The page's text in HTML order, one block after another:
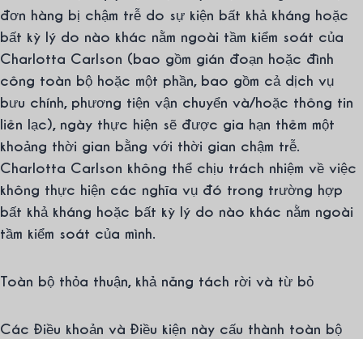
đơn hàng bị chậm trễ do sự kiện bất khả kháng hoặc
bất kỳ lý do nào khác nằm ngoài tầm kiểm soát của
Charlotta Carlson (bao gồm gián đoạn hoặc đình
công toàn bộ hoặc một phần, bao gồm cả dịch vụ
bưu chính, phương tiện vận chuyển và/hoặc thông tin
liên lạc), ngày thực hiện sẽ được gia hạn thêm một
khoảng thời gian bằng với thời gian chậm trễ.
Charlotta Carlson không thể chịu trách nhiệm về việc
không thực hiện các nghĩa vụ đó trong trường hợp
bất khả kháng hoặc bất kỳ lý do nào khác nằm ngoài
tầm kiểm soát của mình.
Toàn bộ thỏa thuận, khả năng tách rời và từ bỏ
Các Điều khoản và Điều kiện này cấu thành toàn bộ